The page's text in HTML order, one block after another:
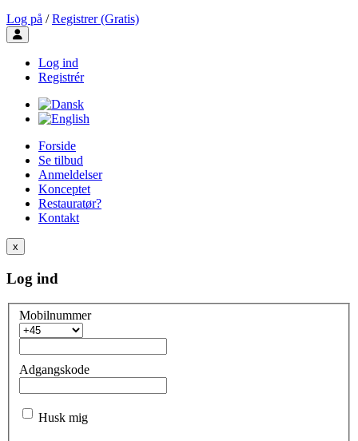
Log på / Registrer (Gratis)
Toggle user menu
Log ind
Registrér
Forside
Se tilbud
Anmeldelser
Konceptet
Restauratør?
Kontakt
x
Log ind
Mobilnummer
Adgangskode
Husk mig